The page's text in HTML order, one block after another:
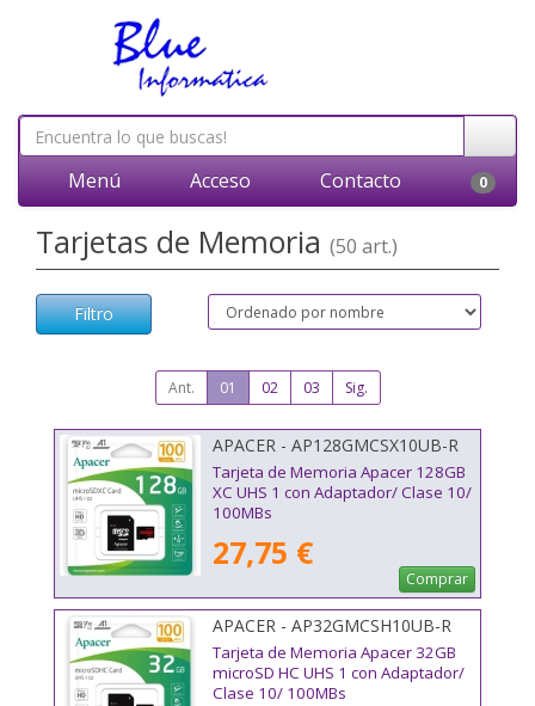
Menú Acceso Contacto 0
Tarjetas de Memoria (50 art.)
Filtro
Ant. 01 02 03 Sig.
APACER - AP128GMCSX10UB-R
Tarjeta de Memoria Apacer 128GB
XC UHS 1 con Adaptador/ Clase 10/
100MBs
27,75 €
Comprar
APACER - AP32GMCSH10UB-R
Tarjeta de Memoria Apacer 32GB
microSD HC UHS 1 con Adaptador/
Clase 10/ 100MBs